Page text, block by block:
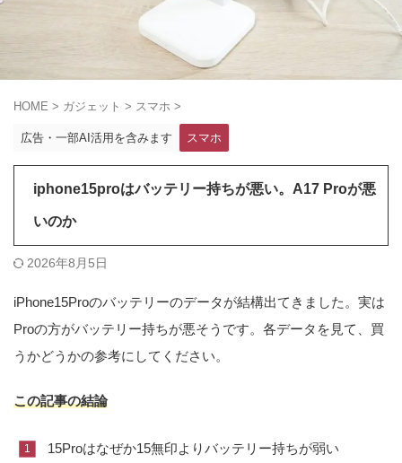
HOME > ガジェット > スマホ >
広告・一部AI活用を含みます スマホ
iphone15proはバッテリー持ちが悪い。A17 Proが悪
いのか
2026年8月5日
iPhone15Proのバッテリーのデータが結構出てきました。実は
Proの方がバッテリー持ちが悪そうです。各データを見て、買
うかどうかの参考にしてください。
この記事の結論
15Proはなぜか15無印よりバッテリー持ちが弱い